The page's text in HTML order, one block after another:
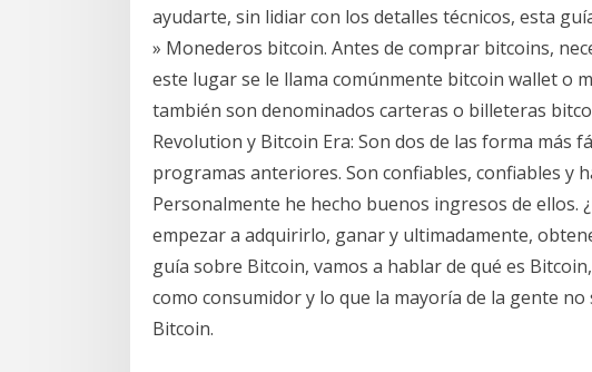
ayudarte, sin lidiar con los detalles técnicos, esta
» Monederos bitcoin. Antes de comprar bitcoins,
este lugar se le llama comúnmente bitcoin wallet o
también son denominados carteras o billeteras
Revolution y Bitcoin Era: Son dos de las forma más
programas anteriores. Son confiables, confiables y
Personalmente he hecho buenos ingresos de ellos.
empezar a adquirirlo, ganar y ultimadamente,
guía sobre Bitcoin, vamos a hablar de qué es
como consumidor y lo que la mayoría de la gente no
Bitcoin.